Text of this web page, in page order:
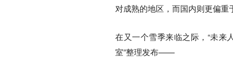
对成熟的地区，而国内则更偏重
在又一个雪季来临之际，“未来
室”整理发布——